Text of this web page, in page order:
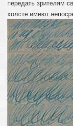
передать зрителям
холсте имеют